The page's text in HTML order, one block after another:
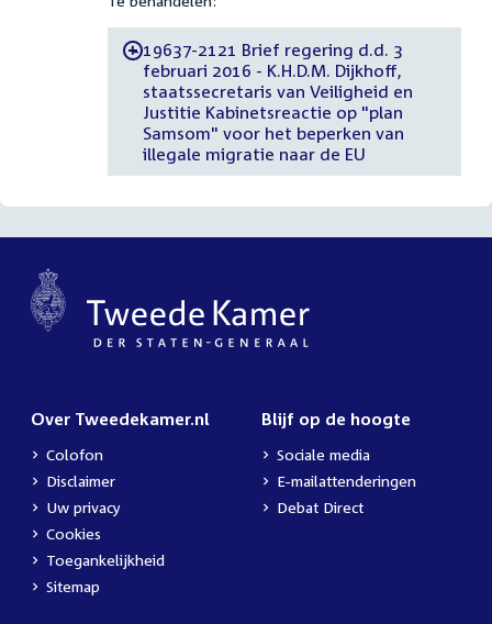
-19637-2121 Brief regering d.d. 3
februari 2016 - K.H.D.M. Dijkhoff,
staatssecretaris van Veiligheid en
Justitie Kabinetsreactie op "plan
Samsom" voor het beperken van
illegale migratie naar de EU
Over Tweedekamer.nl
Colofon
Disclaimer
Uw privacy
Cookies
Toegankelijkheid
Sitemap
Blijf op de hoogte
Sociale media
E-mailattenderingen
Debat Direct